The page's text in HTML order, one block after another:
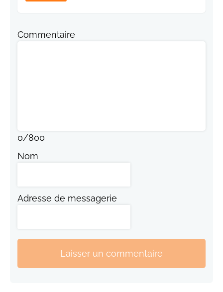
Commentaire
0/800
Nom
Adresse de messagerie
Laisser un commentaire